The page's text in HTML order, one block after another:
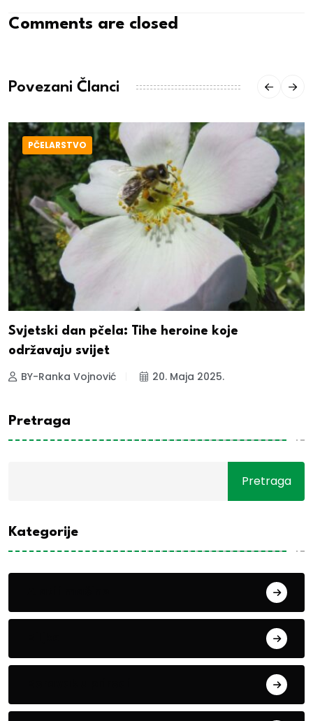
Comments are closed
Povezani Članci
PČELARSTVO
Svjetski dan pčela: Tihe heroine koje
održavaju svijet
BY-Ranka Vojnović 20. Maja 2025.
Pretraga
Pretraga
Kategorije